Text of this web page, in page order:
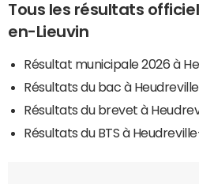
Tous les résultats
en-Lieuvin
Résultat municipale 2026 à
Résultats du bac à
Résultats du brevet à
Résultats du BTS à